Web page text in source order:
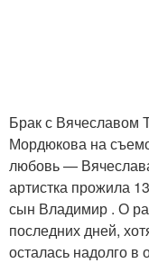
Брак с Вячеславом
Мордюкова на
любовь —
артистка прожила
сын Владимир . О
последних дней,
осталась надолго в